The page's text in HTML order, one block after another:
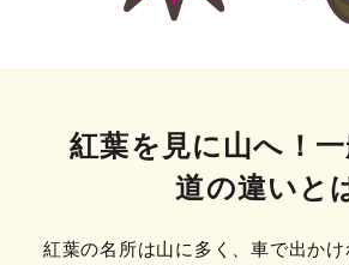
紅葉を見に山へ！
道の違いと
紅葉の名所は山に多く、車で出か